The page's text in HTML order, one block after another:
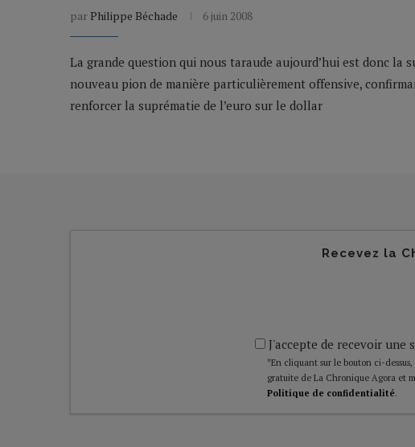
par Philippe Béchade 6 juin 2008
La grande question qui nous taraude aujourd’hui est donc la
nouveau pion de manière particulièrement offensive,
renforcer la suprématie de l’euro sur le dollar
Recevez la
J'accepte de recevoir une
*En cliquant sur le bouton ci-
gratuite de La Chronique Agora et
Politique de confidentialité.